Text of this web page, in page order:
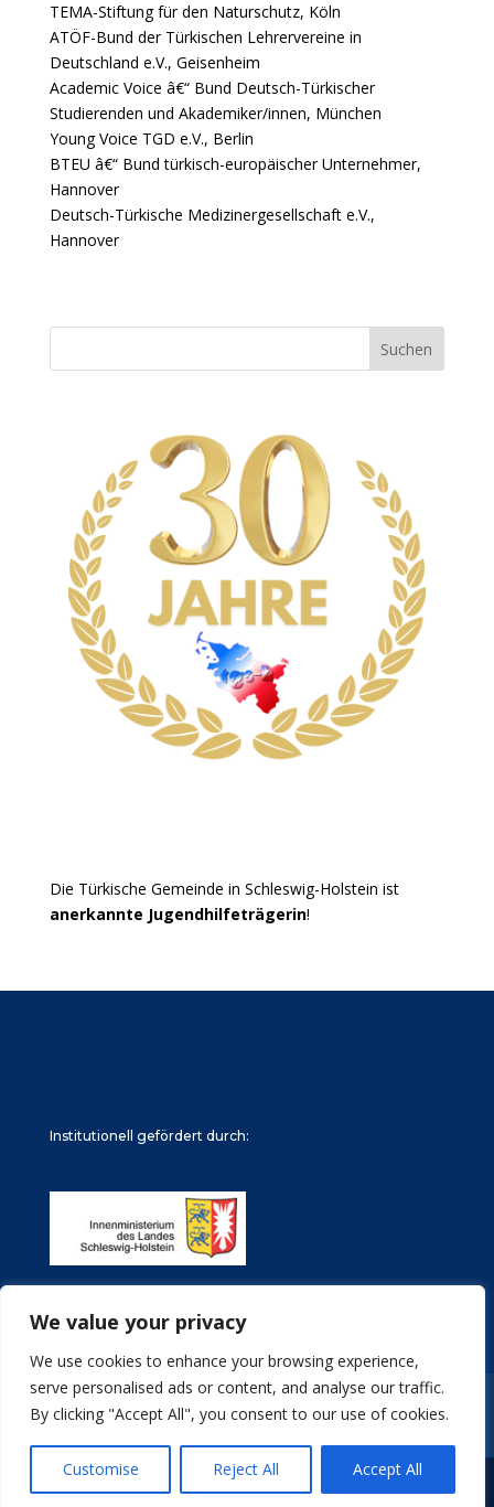
We value your privacy
We use cookies to enhance your browsing experience,
serve personalised ads or content, and analyse our traffic.
By clicking "Accept All", you consent to our use of cookies.
Customise Reject All Accept All
TEMA-Stiftung für den Naturschutz, Köln
ATÖF-Bund der Türkischen Lehrervereine in
Deutschland e.V., Geisenheim
Academic Voice â€“ Bund Deutsch-Türkischer
Studierenden und Akademiker/innen, München
Young Voice TGD e.V., Berlin
BTEU â€“ Bund türkisch-europäischer Unternehmer,
Hannover
Deutsch-Türkische Medizinergesellschaft e.V.,
Hannover
Suchen
Die Türkische Gemeinde in Schleswig-Holstein ist
anerkannte Jugendhilfeträgerin!
Institutionell gefördert durch:
Impressum Datenschutz
Stellenangebote
© Türkische Gemeinde in Schleswig-Holstein e.V.